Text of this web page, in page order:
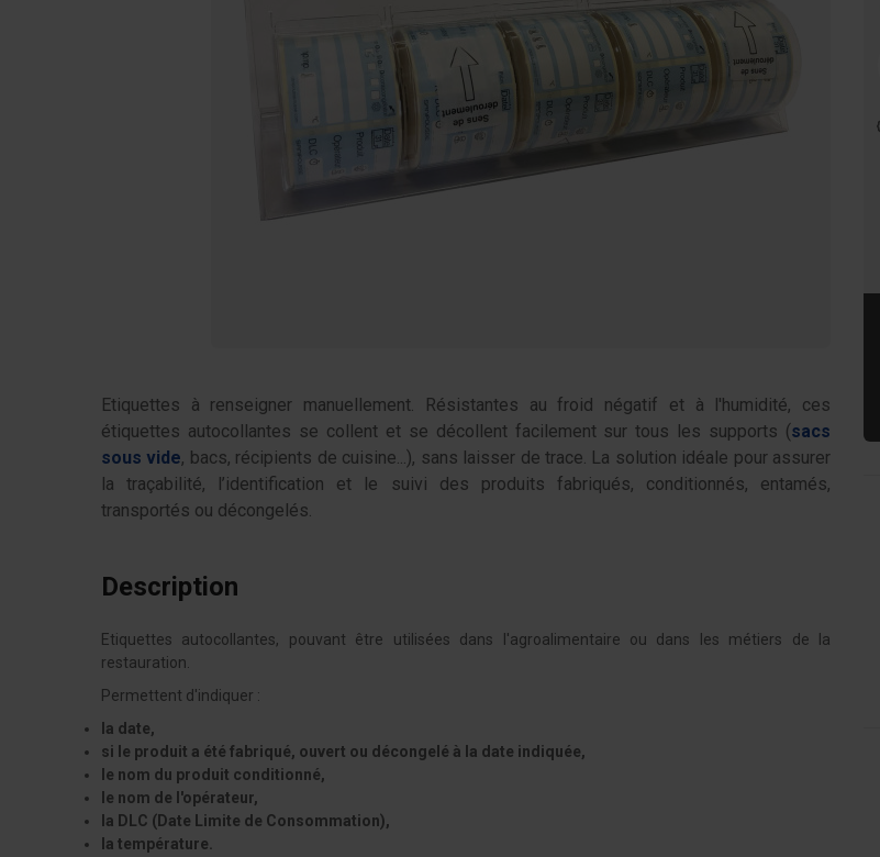
Etiquettes à renseigner manuellement. Résistantes au froid négatif et à l'humidité, ces
étiquettes autocollantes se collent et se décollent facilement sur tous les supports (sacs
sous vide, bacs, récipients de cuisine...), sans laisser de trace. La solution idéale pour assurer
la traçabilité, l’identification et le suivi des produits fabriqués, conditionnés, entamés,
transportés ou décongelés.
Description
Etiquettes autocollantes, pouvant être utilisées dans l'agroalimentaire ou dans les métiers de la
restauration.
Permettent d'indiquer :
la date,
si le produit a été fabriqué, ouvert ou décongelé à la date indiquée,
le nom du produit conditionné,
le nom de l'opérateur,
la DLC (Date Limite de Consommation),
la température.